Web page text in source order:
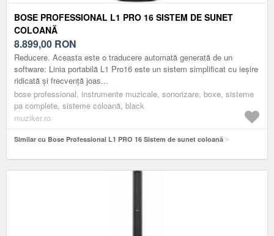
BOSE PROFESSIONAL L1 PRO 16 SISTEM DE SUNET
COLOANĂ
8.899,00 RON
Reducere. Aceasta este o traducere automată generată de un
software: Linia portabilă L1 Pro16 este un sistem simplificat cu ieșire
ridicată și frecvență joas...
bose professional, instrumente muzicale, sonorizare, boxe, sisteme
pa complete, sisteme coloană, black
muziker.ro
Similar cu Bose Professional L1 PRO 16 Sistem de sunet coloană